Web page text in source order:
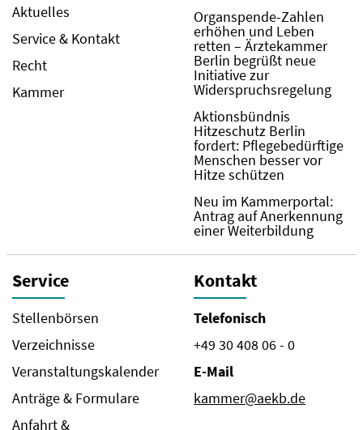
Aktuelles
Service & Kontakt
Recht
Kammer
Organspende-Zahlen
erhöhen und Leben
retten – Ärztekammer
Berlin begrüßt neue
Initiative zur
Widerspruchsregelung
Aktionsbündnis
Hitzeschutz Berlin
fordert: Pflegebedürftige
Menschen besser vor
Hitze schützen
Neu im Kammerportal:
Antrag auf Anerkennung
einer Weiterbildung
Service
Stellenbörsen
Verzeichnisse
Veranstaltungskalender
Anträge & Formulare
Anfahrt &
Kontakt
Telefonisch
+49 30 408 06 - 0
E-Mail
kammer@aekb.de